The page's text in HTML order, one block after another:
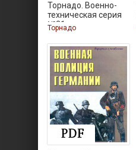
Торнадо. Военно-
техническая серия
№21.
Торнадо